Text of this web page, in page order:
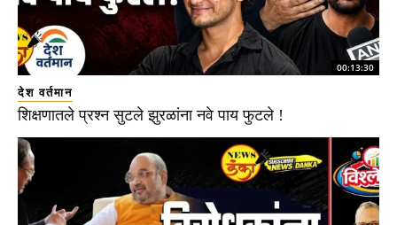
00:13:30
देश वर्तमान
शिक्षणातले प्रश्न सुटले झुरळांना नवे पाय फुटले !